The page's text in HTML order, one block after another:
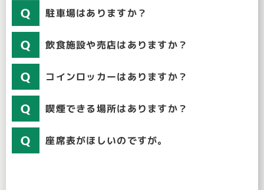
駐車場はありますか？
飲食施設や売店はありますか？
コインロッカーはありますか？
喫煙できる場所はありますか？
座席表がほしいのですが。